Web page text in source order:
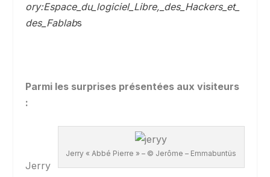
ory:Espace_du_logiciel_Libre,_des_Hackers_et_
des_Fablabs
Parmi les surprises présentées aux visiteurs
:
Jerry « Abbé Pierre » – © Jerôme – Emmabuntüs
Jerry